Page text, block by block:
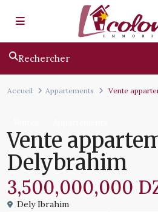
Rechercher
Accueil Appartements Vente
Vente
Delybrahim
3,500,000,000
Dely Ibrahim